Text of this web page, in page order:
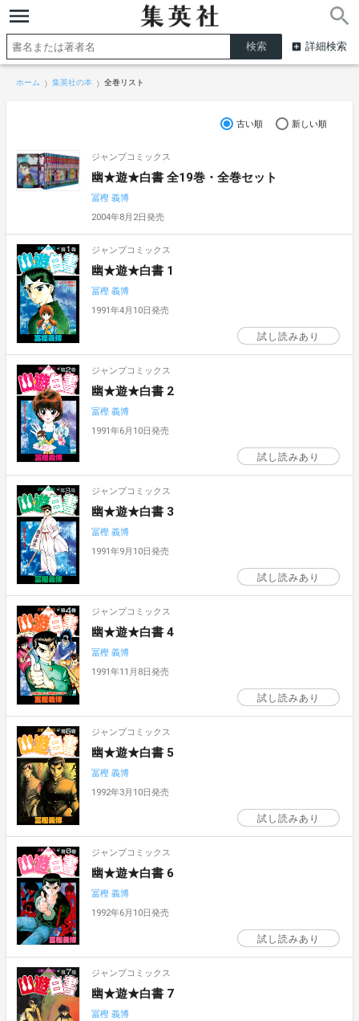
詳細検索
ホーム 集英社の本 全巻リスト
古い順 新しい順
ジャンプコミックス
幽★遊★白書 全19巻・全巻セット
冨樫 義博
2004年8月2日発売
ジャンプコミックス
幽★遊★白書 1
冨樫 義博
1991年4月10日発売
試し読みあり
ジャンプコミックス
幽★遊★白書 2
冨樫 義博
1991年6月10日発売
試し読みあり
ジャンプコミックス
幽★遊★白書 3
冨樫 義博
1991年9月10日発売
試し読みあり
ジャンプコミックス
幽★遊★白書 4
冨樫 義博
1991年11月8日発売
試し読みあり
ジャンプコミックス
幽★遊★白書 5
冨樫 義博
1992年3月10日発売
試し読みあり
ジャンプコミックス
幽★遊★白書 6
冨樫 義博
1992年6月10日発売
試し読みあり
ジャンプコミックス
幽★遊★白書 7
冨樫 義博